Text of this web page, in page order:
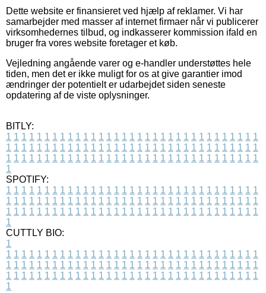
Dette website er finansieret ved hjælp af reklamer. Vi har
samarbejder med masser af internet firmaer når vi publicerer
virksomhedernes tilbud, og indkasserer kommission ifald en
bruger fra vores website foretager et køb.
Vejledning angående varer og e-handler understøttes hele
tiden, men det er ikke muligt for os at give garantier imod
ændringer der potentielt er udarbejdet siden seneste
opdatering af de viste oplysninger.
BITLY:
1 1 1 1 1 1 1 1 1 1 1 1 1 1 1 1 1 1 1 1 1 1 1 1 1 1 1 1 1 1 1 1 1
1 1 1 1 1 1 1 1 1 1 1 1 1 1 1 1 1 1 1 1 1 1 1 1 1 1 1 1 1 1 1 1 1
1 1 1 1 1 1 1 1 1 1 1 1 1 1 1 1 1 1 1 1 1 1 1 1 1 1 1 1 1 1 1 1 1
1
SPOTIFY:
1 1 1 1 1 1 1 1 1 1 1 1 1 1 1 1 1 1 1 1 1 1 1 1 1 1 1 1 1 1 1 1 1
1 1 1 1 1 1 1 1 1 1 1 1 1 1 1 1 1 1 1 1 1 1 1 1 1 1 1 1 1 1 1 1 1
1 1 1 1 1 1 1 1 1 1 1 1 1 1 1 1 1 1 1 1 1 1 1 1 1 1 1 1 1 1 1 1 1
1
CUTTLY BIO:
1
1 1 1 1 1 1 1 1 1 1 1 1 1 1 1 1 1 1 1 1 1 1 1 1 1 1 1 1 1 1 1 1 1
1 1 1 1 1 1 1 1 1 1 1 1 1 1 1 1 1 1 1 1 1 1 1 1 1 1 1 1 1 1 1 1 1
1 1 1 1 1 1 1 1 1 1 1 1 1 1 1 1 1 1 1 1 1 1 1 1 1 1 1 1 1 1 1 1 1
1